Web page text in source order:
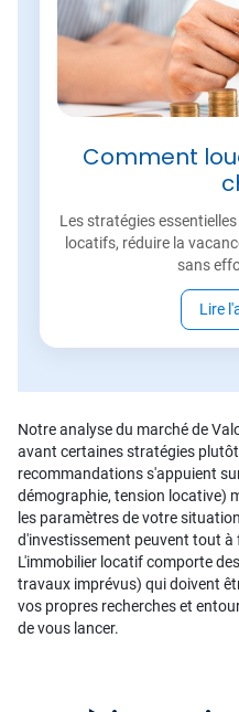
Comment
Les stratégies
locatifs, réduire la
sans
Lire
Notre analyse du marché de
avant certaines stratégies
recommandations s'appuient
démographie, tension locative)
les paramètres de votre
d'investissement peuvent tout
L'immobilier locatif comporte
travaux imprévus) qui doivent
vos propres recherches et
de vous lancer.